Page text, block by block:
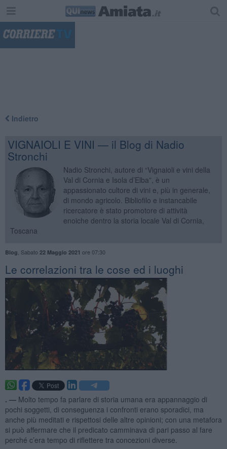
Indietro
VIGNAIOLI E VINI — il Blog di Nadio
Stronchi
Nadio Stronchi, autore di “Vignaioli e vini della
Val di Cornia e Isola d’Elba”, è un
appassionato cultore di vini e, più in generale,
di mondo agricolo. Bibliofilo e instancabile
ricercatore è stato promotore di attività
enoiche dentro la storia locale Val di Cornia,
Toscana
Blog Sabato 22 Maggio 2021 ore 07:30
Le correlazioni tra le cose ed i luoghi
. — Molto tempo fa parlare di storia umana era appannaggio di
pochi soggetti, di conseguenza i confronti erano sporadici, ma
anche più meditati e rispettosi delle altre opinioni; con una metafora
si può affermare che il predicato camminava di pari passo al fare
perché c’era tempo di riflettere tra concezioni diverse.